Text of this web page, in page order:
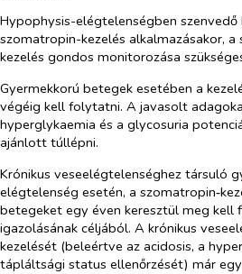
Hypophysis-elégtelenségben szenvedő
szomatropin-kezelés alkalmazásakor,
kezelés gondos monitorozása
Gyermekkorú betegek esetében a
végéig kell folytatni. A javasolt
hyperglykaemia és a glycosuria
ajánlott túllépni.
Krónikus veseelégtelenséghez társuló
elégtelenség esetén, a
betegeket egy éven keresztül meg kell
igazolásának céljából. A krónikus
kezelését (beleértve az acidosis, a
tápláltsági status ellenőrzését) már